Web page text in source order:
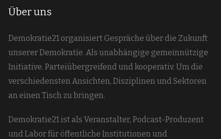
Über uns
Demokratie21 organisiert Gespräche über die Zukunft
unserer Demokratie. Als unabhängige gemeinnützige
Initiative. Parteiübergreifend und kooperativ. Um die
verschiedensten Ansichten, Disziplinen und Sektoren
an einen Tisch zu bringen.
Demokratie21 ist als Veranstalter, Podcast-Produzent
und Labor für öffentliche Institutionen und